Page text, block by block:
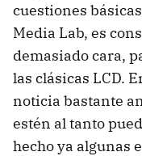
cuestiones
Media Lab, es
demasiado cara,
las clásicas LCD.
noticia bastante
estén al tanto
hecho ya algunas